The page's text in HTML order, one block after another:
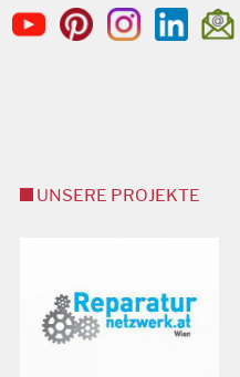
UNSERE PROJEKTE